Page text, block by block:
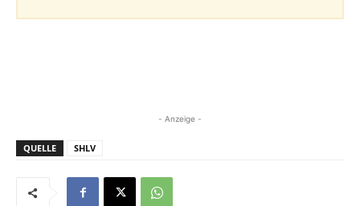
- Anzeige -
QUELLE SHLV